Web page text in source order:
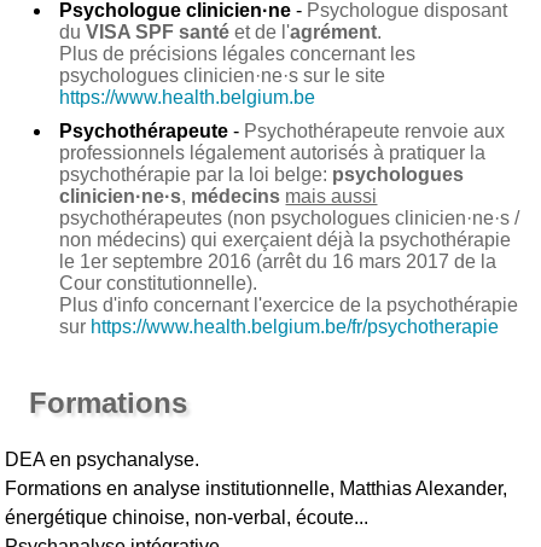
Psychologue clinicien·ne - Psychologue disposant
duVISA SPF santé et de l'agrément.
Plus de précisions légales concernant les
psychologues clinicien·ne·s sur le site
https://www.health.belgium.be
Psychothérapeute - Psychothérapeute renvoie aux
professionnels légalement autorisés à pratiquer la
psychothérapie par la loi belge: psychologues
clinicien·ne·s, médecins mais aussi
psychothérapeutes (non psychologues clinicien·ne·s /
non médecins) qui exerçaient déjà la psychothérapie
le 1er septembre 2016 (arrêt du 16 mars 2017 de la
Cour constitutionnelle).
Plus d'info concernant l'exercice de la psychothérapie
sur https://www.health.belgium.be/fr/psychotherapie
Formations
DEA en psychanalyse.
Formations en analyse institutionnelle, Matthias Alexander,
énergétique chinoise, non-verbal, écoute...